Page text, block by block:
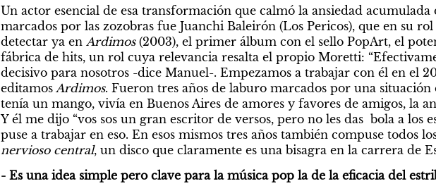
Un actor esencial de esa transformación que calmó la ansiedad acumulada
marcados por las zozobras fue Juanchi Baleirón (Los Pericos), que en su
detectar ya en Ardimos (2003), el primer álbum con el sello PopArt, el
fábrica de hits, un rol cuya relevancia resalta el propio Moretti:
decisivo para nosotros -dice Manuel-. Empezamos a trabajar con él en el
editamos Ardimos. Fueron tres años de laburo marcados por una
tenía un mango, vivía en Buenos Aires de amores y favores de amigos, la
Y él me dijo “vos sos un gran escritor de versos, pero no les das  bola a los
puse a trabajar en eso. En esos mismos tres años también compuse todos
nervioso central, un disco que claramente es una bisagra en la carrera de
- Es una idea simple pero clave para la música pop la de la eficacia del